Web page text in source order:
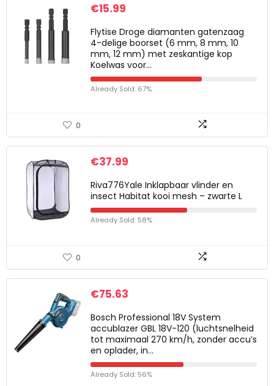
€15.99
Flytise Droge diamanten gatenzaag
4-delige boorset (6 mm, 8 mm, 10
mm, 12 mm) met zeskantige kop
Koelwas voor…
Already Sold: 67%
0
€37.99
Riva776Yale Inklapbaar vlinder en
insect Habitat kooi mesh – zwarte L
Already Sold: 58%
0
€75.63
Bosch Professional 18V System
accublazer GBL 18V-120 (luchtsnelheid
tot maximaal 270 km/h, zonder accu’s
en oplader, in…
Already Sold: 56%